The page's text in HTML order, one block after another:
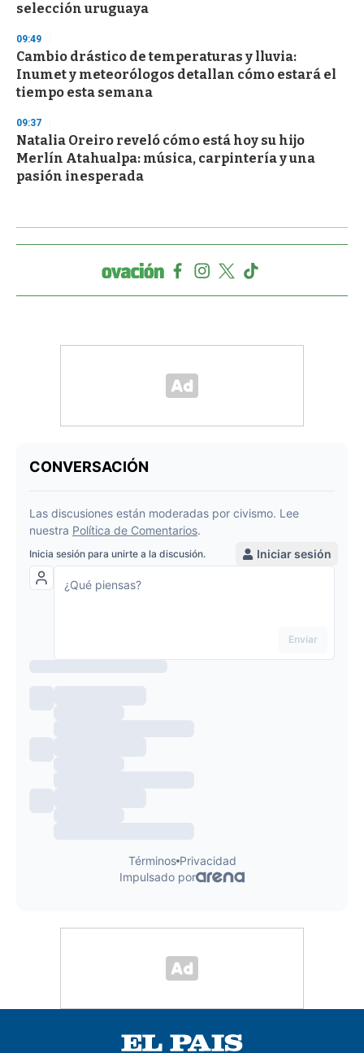
selección uruguaya
09:49
Cambio drástico de temperaturas y lluvia:
Inumet y meteorólogos detallan cómo estará el
tiempo esta semana
09:37
Natalia Oreiro reveló cómo está hoy su hijo
Merlín Atahualpa: música, carpintería y una
pasión inesperada